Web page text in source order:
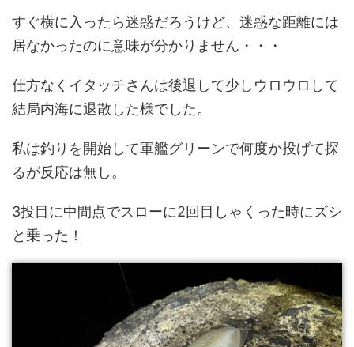
すぐ横に入ったら迷惑だろうけど、迷惑な距離には
居なかったのに意味が分かりません・・・
仕方なくイタッチさんは後退して少しウロウロして
結局内海に退散した様でした。
私は釣りを開始して軍艦グリーンで何度か投げて探
るが反応は無し。
3投目に中間点でスローに2回目しゃくった時にズシ
と乗った！